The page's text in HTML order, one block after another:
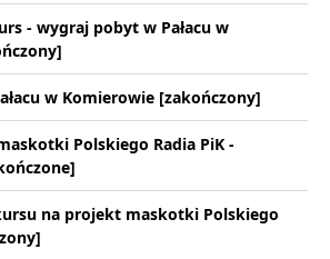
- wygraj pobyt w Pałacu w
w Komierowie [zakończony]
Polskiego Radia PiK -
na projekt maskotki Polskiego